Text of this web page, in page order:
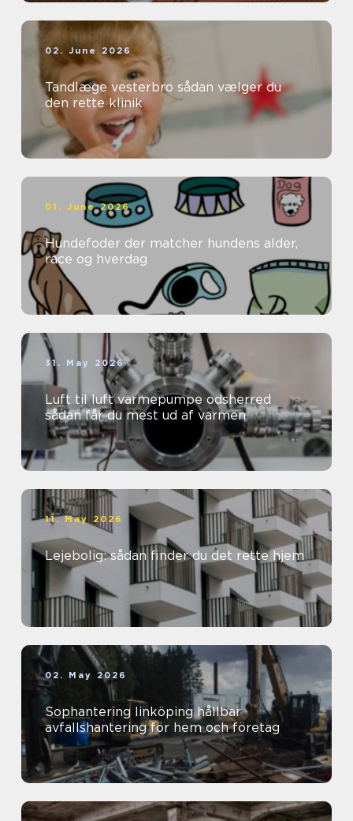
02. June 2026
Tandlæge vesterbro sådan vælger du
den rette klinik
01. June 2026
Hundefoder der matcher hundens alder,
race og hverdag
31. May 2026
Luft til luft varmepumpe odsherred
sådan får du mest ud af varmen
11. May 2026
Lejebolig: sådan finder du det rette hjem
02. May 2026
Sophantering linköping hållbar
avfallshantering för hem och företag